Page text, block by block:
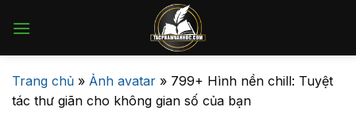
qua
Trang chủ » Ảnh avatar » 799+ Hình nền chill: Tuyệt
tác thư giãn cho không gian số của bạn